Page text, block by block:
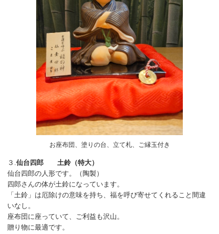
お座布団、塗りの台、立て札、ご縁玉付き
３. 仙台四郎 土鈴（特大）
仙台四郎の人形です。（陶製）
四郎さんの体が土鈴になっています。
「土鈴」は厄除けの意味を持ち、福を呼び寄せてくれること間違
いなし。
座布団に座っていて、ご利益も沢山。
贈り物に最適です。